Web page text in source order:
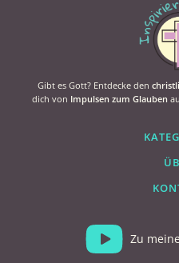
Gibt es Gott? Entdecke den
dich von Impulsen zum Glauben
Zu